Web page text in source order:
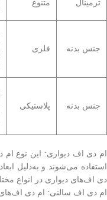
ترمینال
متنوع
جنس بدنه فلزی
جنس بدنه پلاستیکی
ام دی اف دیواری: این نوع
استفاده می‌شوند و به‌دلیل
دی اف‌های دیواری در انواع
ام دی اف سالنی: ام دی